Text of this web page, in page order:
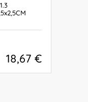
18,67 €